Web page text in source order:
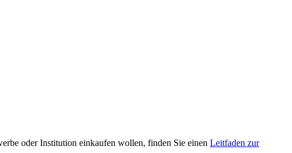
oder Institution einkaufen wollen, finden Sie einen Leitfaden zur